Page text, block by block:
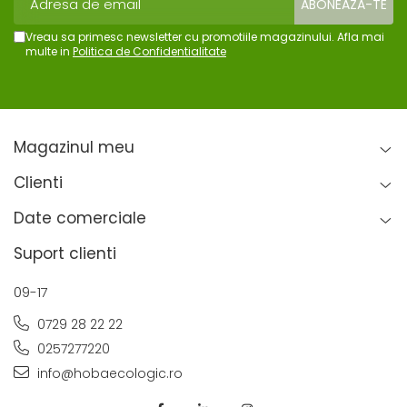
Vreau sa primesc newsletter cu promotiile magazinului. Afla mai
multe in Politica de Confidentialitate
Magazinul meu
Clienti
Date comerciale
Suport clienti
09-17
0729 28 22 22
0257277220
info@hobaecologic.ro